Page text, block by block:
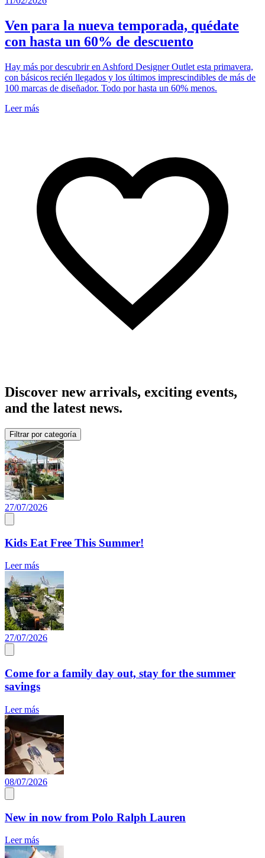
Ven para la nueva temporada, quédate
con hasta un 60% de descuento
Hay más por descubrir en Ashford Designer Outlet esta primavera,
con básicos recién llegados y los últimos imprescindibles de más de
100 marcas de diseñador. Todo por hasta un 60% menos.
Leer más
Discover new arrivals, exciting events,
and the latest news.
Filtrar por categoría
27/07/2026
Kids Eat Free This Summer!
Leer más
27/07/2026
Come for a family day out, stay for the summer
savings
Leer más
08/07/2026
New in now from Polo Ralph Lauren
Leer más